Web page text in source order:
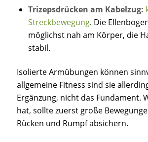
Trizepsdrücken am Kabelzug:
Streckbewegung. Die
möglichst nah am Körper, die
stabil.
Isolierte Armübungen können
allgemeine Fitness sind sie
Ergänzung, nicht das Fundament.
hat, sollte zuerst große
Rücken und Rumpf absichern.